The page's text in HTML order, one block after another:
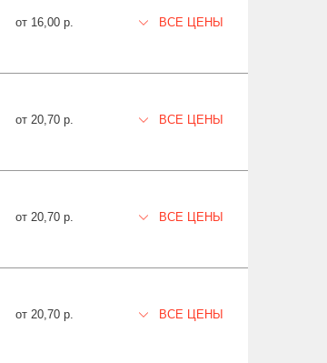
от 16,00 р. ВСЕ ЦЕНЫ
от 20,70 р. ВСЕ ЦЕНЫ
от 20,70 р. ВСЕ ЦЕНЫ
от 20,70 р. ВСЕ ЦЕНЫ